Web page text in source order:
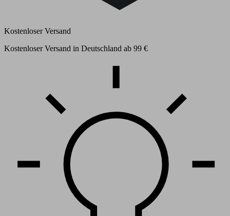
Kostenloser Versand
Kostenloser Versand in Deutschland ab 99 €